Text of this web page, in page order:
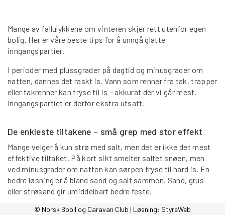
Mange av fallulykkene om vinteren skjer rett utenfor egen
bolig. Her er våre beste tips for å unngå glatte
inngangspartier.
I perioder med plussgrader på dagtid og minusgrader om
natten, dannes det raskt is. Vann som renner fra tak, trapper
eller takrenner kan fryse til is – akkurat der vi går mest.
Inngangspartiet er derfor ekstra utsatt.
De enkleste tiltakene – små grep med stor effekt
Mange velger å kun strø med salt, men det er ikke det mest
effektive tiltaket. På kort sikt smelter saltet snøen, men
ved minusgrader om natten kan sørpen fryse til hard is. En
bedre løsning er å bland sand og salt sammen. Sand, grus
eller strøsand gir umiddelbart bedre feste.
Les mer på Tryg Magasinet.
© Norsk Bobil og Caravan Club | Løsning: StyreWeb